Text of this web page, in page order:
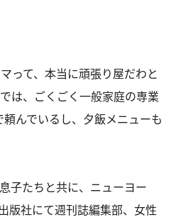
って、本当に頑張り屋だわと
は、ごくごく一般家庭の専業
んでいるし、夕飯メニューも
子たちと共に、ニューヨー
版社にて週刊誌編集部、女性